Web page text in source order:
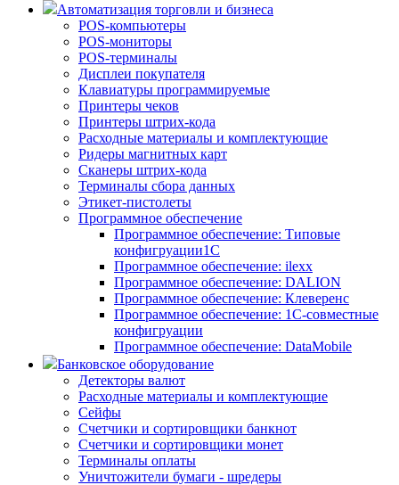
Автоматизация торговли и бизнеса
POS-компьютеры
POS-мониторы
POS-терминалы
Дисплеи покупателя
Клавиатуры программируемые
Принтеры чеков
Принтеры штрих-кода
Расходные материалы и комплектующие
Ридеры магнитных карт
Сканеры штрих-кода
Терминалы сбора данных
Этикет-пистолеты
Программное обеспечение
Программное обеспечение: Типовые
конфигруации1С
Программное обеспечение: ilexx
Программное обеспечение: DALION
Программное обеспечение: Клеверенс
Программное обеспечение: 1С-совместные
конфигруации
Программное обеспечение: DataMobile
Банковское оборудование
Детекторы валют
Расходные материалы и комплектующие
Сейфы
Счетчики и сортировщики банкнот
Счетчики и сортировщики монет
Терминалы оплаты
Уничтожители бумаги - шредеры